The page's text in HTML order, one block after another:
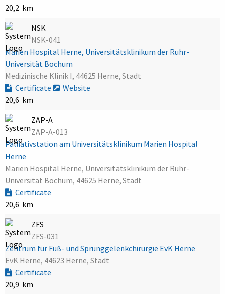
20,2 km
NSK
NSK-041
Marien Hospital Herne, Universitätsklinikum der Ruhr-
Universität Bochum
Medizinische Klinik I, 44625 Herne, Stadt
Certificate
Website
20,6 km
ZAP-A
ZAP-A-013
Palliativstation am Universitätsklinikum Marien Hospital
Herne
Marien Hospital Herne, Universitätsklinikum der Ruhr-
Universität Bochum, 44625 Herne, Stadt
Certificate
20,6 km
ZFS
ZFS-031
Zentrum für Fuß- und Sprunggelenkchirurgie EvK Herne
EvK Herne, 44623 Herne, Stadt
Certificate
20,9 km